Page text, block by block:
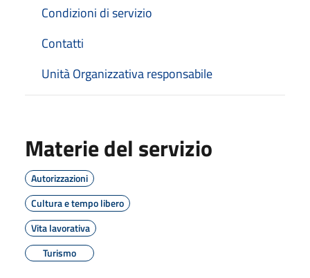
Condizioni di servizio
Contatti
Unità Organizzativa responsabile
Materie del servizio
Autorizzazioni
Cultura e tempo libero
Vita lavorativa
Turismo